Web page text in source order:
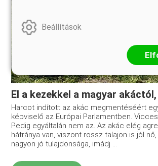
El a kezekkel a magyar akáctól,
Harcot indított az akác megmentéséért
képviselő az Európai Parlamentben.
Pedig egyáltalán nem az. Az akác elég
hátránya van, viszont rossz talajon is jól
nagyon jó tulajdonsága, imádj ...
Beállítások